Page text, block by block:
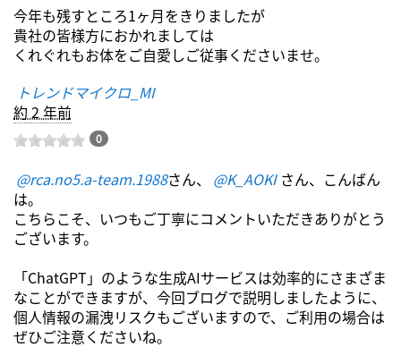
今年も残すところ1ヶ月をきりましたが
貴社の皆様方におかれましては
くれぐれもお体をご自愛しご従事くださいませ。
トレンドマイクロ_MI
約 2 年前
0
@rca.no5.a-team.1988さん、 @K_AOKIさん、こんばん
は。
こちらこそ、いつもご丁寧にコメントいただきありがとう
ございます。
「ChatGPT」のような生成AIサービスは効率的にさまざま
なことができますが、今回ブログで説明しましたように、
個人情報の漏洩リスクもございますので、ご利用の場合は
ぜひご注意くださいね。